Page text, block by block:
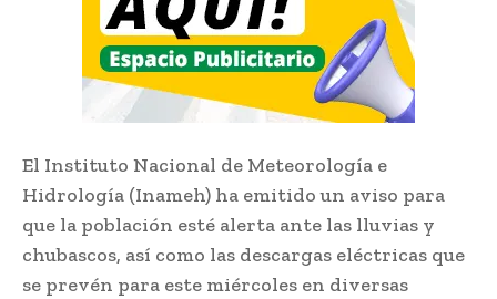
El Instituto Nacional de Meteorología e
Hidrología (Inameh) ha emitido un aviso para
que la población esté alerta ante las lluvias y
chubascos, así como las descargas eléctricas que
se prevén para este miércoles en diversas